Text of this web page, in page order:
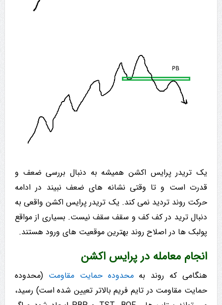
یک تریدر پرایس اکشن همیشه به دنبال بررسی ضعف و
قدرت است و تا وقتی نشانه های ضعف نبیند در ادامه
حرکت روند تردید نمی کند. یک تریدر پرایس اکشن واقعی به
دنبال ترید در کف کف و سقف سقف نیست. بسیاری از مواقع
پولبک ها در اصلاح روند بهترین موقعیت های ورود هستند.
انجام معامله در پرایس اکشن
هنگامی که روند بهمحدوده حمایت مقاومت (محدوده
حمایت مقاومت در تایم فریم بالاتر تعیین شده است) رسید،